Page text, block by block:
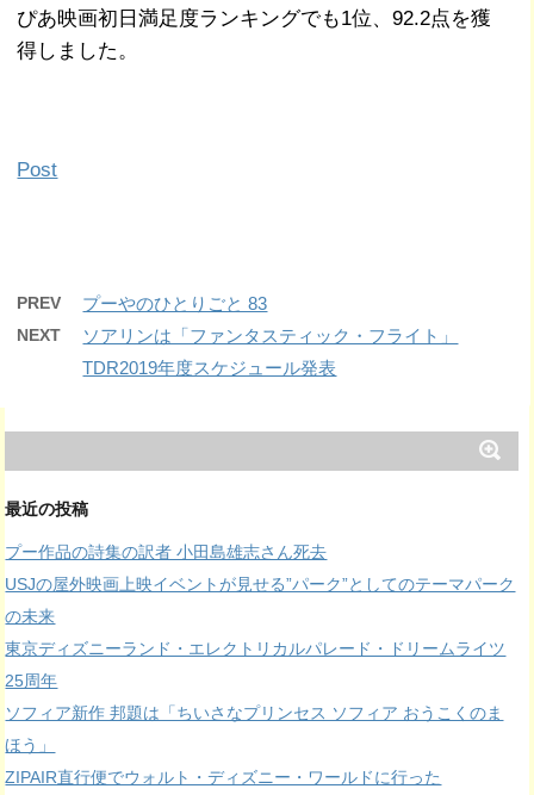
ぴあ映画初日満足度ランキングでも1位、92.2点を獲
得しました。
Post
PREV プーやのひとりごと 83
NEXT
ソアリンは「ファンタスティック・フライト」
TDR2019年度スケジュール発表
最近の投稿
プー作品の詩集の訳者 小田島雄志さん死去
USJの屋外映画上映イベントが見せる”パーク”としてのテーマパーク
の未来
東京ディズニーランド・エレクトリカルパレード・ドリームライツ
25周年
ソフィア新作 邦題は「ちいさなプリンセス ソフィア おうこくのま
ほう」
ZIPAIR直行便でウォルト・ディズニー・ワールドに行った